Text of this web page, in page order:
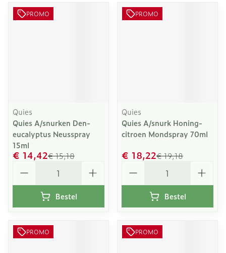
PROMO
Quies
Quies A/snurken Den-
eucalyptus Neusspray
15ml
€ 15,18
€ 14,42
Bestel
PROMO
Quies
Quies A/snurk Honing-
citroen Mondspray 70ml
€ 19,18
€ 18,22
Bestel
PROMO PROMO